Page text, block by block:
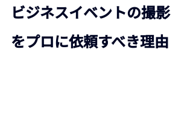
ビジネスイベントの撮影
をプロに依頼すべき理由